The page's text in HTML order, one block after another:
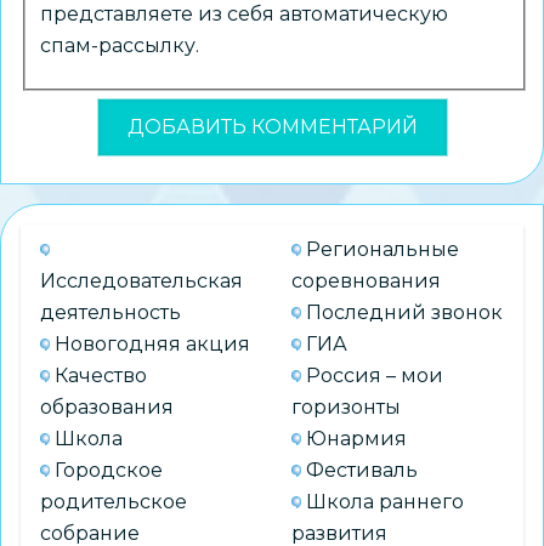
представляете из себя автоматическую
спам-рассылку.
Исследовательская
деятельность
Новогодняя акция
Качество
образования
Школа
Городское
родительское
собрание
Региональные
соревнования
Последний звонок
ГИА
Россия – мои
горизонты
Юнармия
Фестиваль
Школа раннего
развития